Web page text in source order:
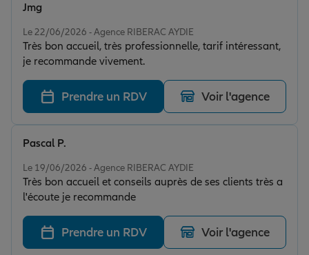
Le 22/06/2026 - Agence RIBERAC AYDIE
Très bon accueil, très professionnelle, tarif intéressant,
je recommande vivement.
Jmg
Prendre un RDV Voir l'agence
Le 19/06/2026 - Agence RIBERAC AYDIE
Très bon accueil et conseils auprès de ses clients très a
l'écoute je recommande
Pascal P.
Prendre un RDV Voir l'agence